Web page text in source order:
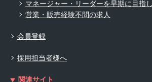
マネージャー・リーダーを早期に目指
営業・販売経験不問の求人
会員登録
採用担当者様へ
関連サイト